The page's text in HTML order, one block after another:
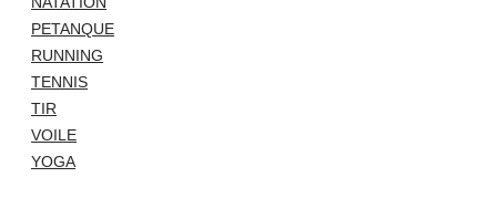
PETANQUE
RUNNING
TENNIS
TIR
VOILE
YOGA